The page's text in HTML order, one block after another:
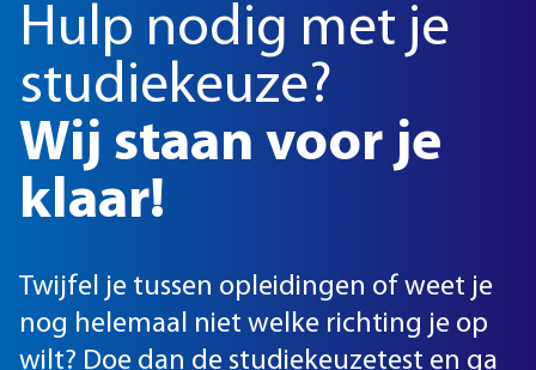
Hulp nodig met je
studiekeuze?
Wij staan voor je
klaar!
Twijfel je tussen opleidingen of weet je
nog helemaal niet welke richting je op
wilt? Doe dan de studiekeuzetest en ga